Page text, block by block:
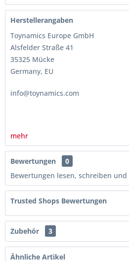
Herstellerangaben
Toynamics Europe GmbH
Alsfelder Straße 41
35325 Mücke
Germany, EU
info@toynamics.com
mehr
Bewertungen
0
Bewertungen lesen, schreiben
Trusted Shops Bewertungen
Zubehör 3
Ähnliche Artikel